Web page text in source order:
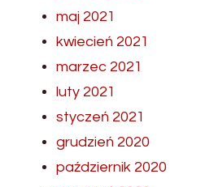
maj 2021
kwiecień 2021
marzec 2021
luty 2021
styczeń 2021
grudzień 2020
październik 2020